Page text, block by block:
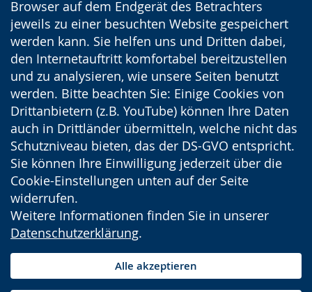
Browser auf dem Endgerät des Betrachters
jeweils zu einer besuchten Website gespeichert
werden kann. Sie helfen uns und Dritten dabei,
den Internetauftritt komfortabel bereitzustellen
und zu analysieren, wie unsere Seiten benutzt
werden. Bitte beachten Sie: Einige Cookies von
Drittanbietern (z.B. YouTube) können Ihre Daten
auch in Drittländer übermitteln, welche nicht das
Schutzniveau bieten, das der DS-GVO entspricht.
Sie können Ihre Einwilligung jederzeit über die
Cookie-Einstellungen unten auf der Seite
widerrufen.
Weitere Informationen finden Sie in unserer
Datenschutzerklärung.
Alle akzeptieren